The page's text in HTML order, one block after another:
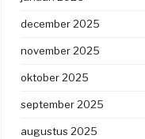
december 2025
november 2025
oktober 2025
september 2025
augustus 2025